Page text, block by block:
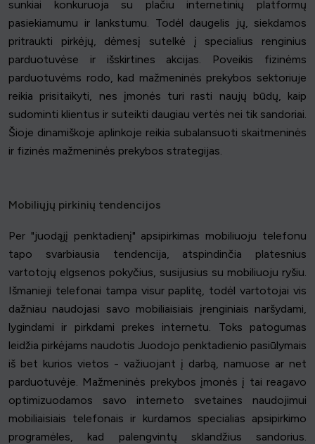
sunkiai konkuruoja su plačiu internetinių platformų
pasiekiamumu ir lankstumu. Todėl daugelis jų, siekdamos
pritraukti pirkėjų, dėmesį sutelkė į specialius renginius
parduotuvėse ir išskirtines akcijas. Poveikis fizinėms
parduotuvėms rodo, kad mažmeninės prekybos sektoriuje
reikia prisitaikyti, nes įmonės turi rasti naujų būdų, kaip
sudominti klientus ir suteikti daugiau vertės nei tik sandoriai.
Šioje dinamiškoje aplinkoje reikia subalansuoti skaitmeninės
ir fizinės mažmeninės prekybos strategijas.
Mobiliųjų pirkinių tendencijos
Per "juodąjį penktadienį" apsipirkimas mobiliuoju telefonu
tapo svarbiausia tendencija, atspindinčia platesnius
vartotojų elgsenos pokyčius, susijusius su mobiliuoju ryšiu.
Išmanieji telefonai tampa visur paplitę, todėl vartotojai vis
dažniau naudojasi savo mobiliaisiais įrenginiais naršydami,
lygindami ir pirkdami prekes internetu. Toks patogumas
leidžia pirkėjams naudotis Juodojo penktadienio pasiūlymais
iš bet kurios vietos - važiuojant į darbą, namuose ar net
parduotuvėje. Mažmeninės prekybos įmonės į tai reagavo
optimizuodamos savo interneto svetaines naudojimui
mobiliaisiais telefonais ir kurdamos specialias apsipirkimo
programėles, kad palengvintų sklandžius sandorius.